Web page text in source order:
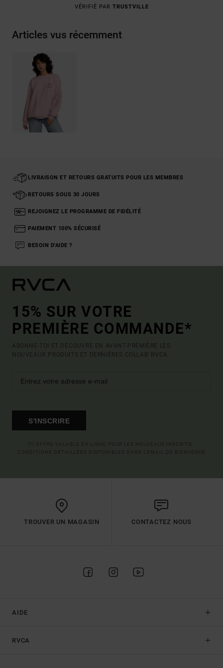
VÉRIFIÉ PAR TRUSTVILLE
Articles vus récemment
LIVRAISON ET RETOURS GRATUITS POUR LES MEMBRES
RETOURS SOUS 30 JOURS
REJOIGNEZ LE PROGRAMME DE FIDÉLITÉ
PAIEMENT 100% SÉCURISÉ
BESOIN D'AIDE ?
15% SUR VOTRE
PREMIÈRE COMMANDE*
ABONNE-TOI ET DÉCOUVRE EN AVANT-PREMIÈRE LES
NOUVEAUX PRODUITS ET DERNIÈRES COLLAB' RVCA.
S'INSCRIRE
TROUVER UN MAGASIN CONTACTEZ NOUS
AIDE
RVCA